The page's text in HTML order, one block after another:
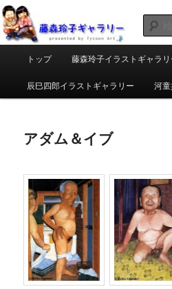
メ
イ
ン
タイクーンアート
TYCOON ART
イラストレーター藤森玲子と辰巳四郎
運営。出版プロデュース、アート制作
などあなたの作品を出版、あなたのでき
トップ 藤森玲子イラストギャラリ
辰巳四郎イラストギャラリー 河
アダム＆イブ